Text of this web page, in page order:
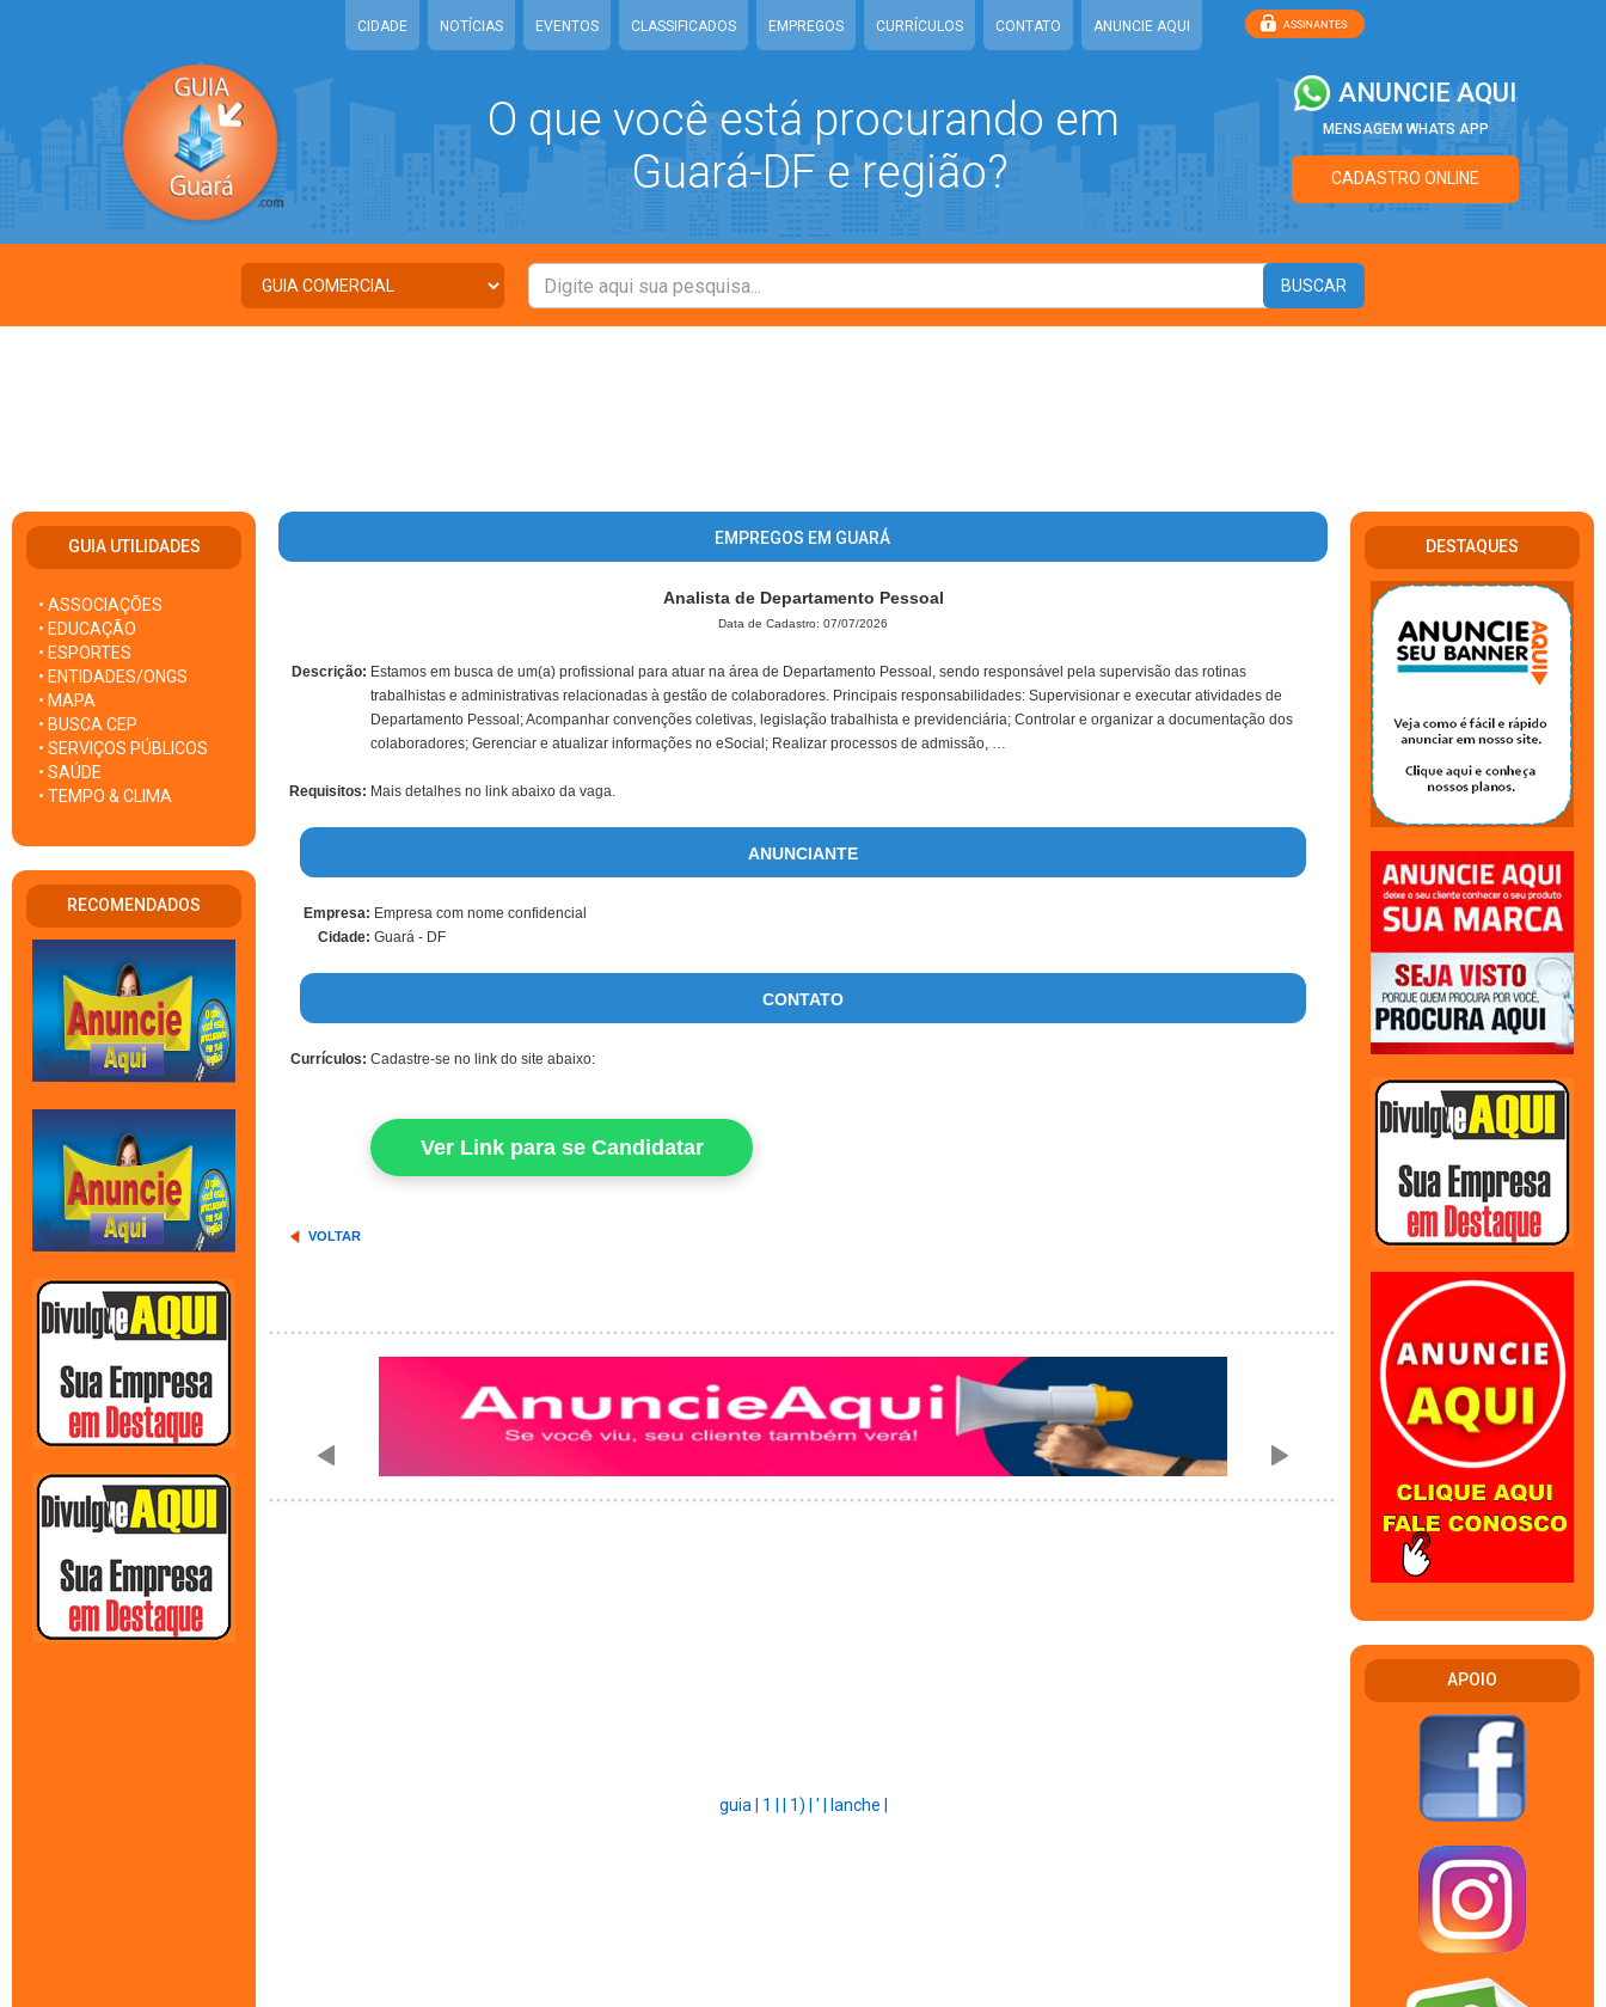
CIDADE NOTÍCIAS EVENTOS CLASSIFICADOS EMPREGOS CURRÍCULOS CONTATO ANUNCIE AQUI
O que você está procurando em
Guará-DF e região?
ANUNCIE AQUI
MENSAGEM WHATS APP
CADASTRO ONLINE
GUIA UTILIDADES
• ASSOCIAÇÕES
• EDUCAÇÃO
• ESPORTES
• ENTIDADES/ONGS
• MAPA
• BUSCA CEP
• SERVIÇOS PÚBLICOS
• SAÚDE
• TEMPO & CLIMA
RECOMENDADOS
EMPREGOS EM GUARÁ
Analista de Departamento Pessoal
Data de Cadastro: 07/07/2026
Descrição: Estamos em busca de um(a) profissional para atuar na área de Departamento Pessoal, sendo responsável pela supervisão das rotinas
trabalhistas e administrativas relacionadas à gestão de colaboradores. Principais responsabilidades: Supervisionar e executar atividades de
Departamento Pessoal; Acompanhar convenções coletivas, legislação trabalhista e previdenciária; Controlar e organizar a documentação dos
colaboradores; Gerenciar e atualizar informações no eSocial; Realizar processos de admissão, …
Requisitos: Mais detalhes no link abaixo da vaga.
ANUNCIANTE
Empresa: Empresa com nome confidencial
Cidade: Guará - DF
CONTATO
Currículos: Cadastre-se no link do site abaixo:
Ver Link para se Candidatar
VOLTAR
guia | 1 | 1) | ' | lanche |
DESTAQUES
APOIO